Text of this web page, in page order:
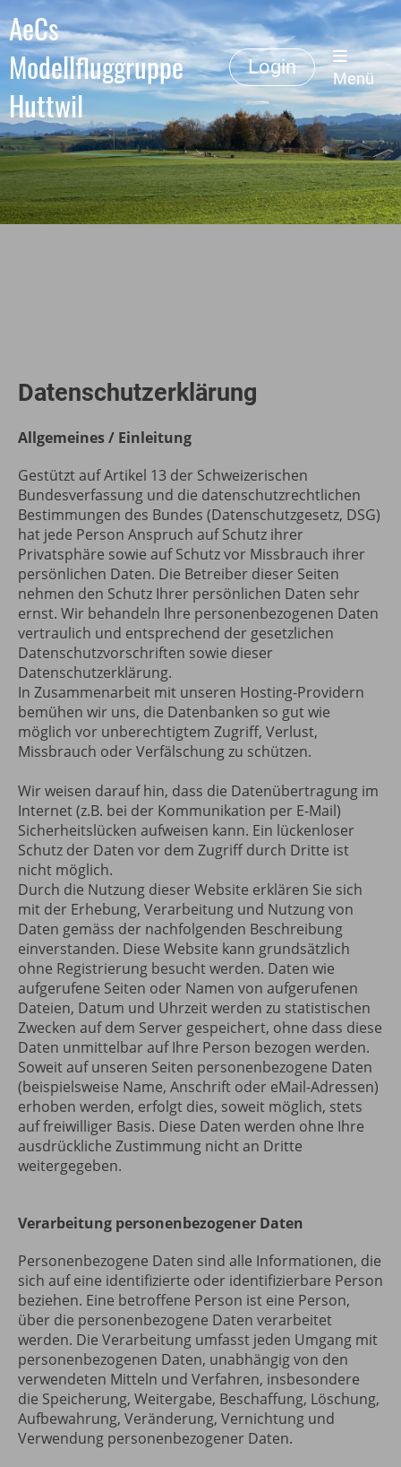
AeCs
Modellfluggruppe
Huttwil
Login
Menü
Datenschutzerklärung
Allgemeines / Einleitung
Gestützt auf Artikel 13 der Schweizerischen
Bundesverfassung und die datenschutzrechtlichen
Bestimmungen des Bundes (Datenschutzgesetz, DSG)
hat jede Person Anspruch auf Schutz ihrer
Privatsphäre sowie auf Schutz vor Missbrauch ihrer
persönlichen Daten. Die Betreiber dieser Seiten
nehmen den Schutz Ihrer persönlichen Daten sehr
ernst. Wir behandeln Ihre personenbezogenen Daten
vertraulich und entsprechend der gesetzlichen
Datenschutzvorschriften sowie dieser
Datenschutzerklärung.
In Zusammenarbeit mit unseren Hosting-Providern
bemühen wir uns, die Datenbanken so gut wie
möglich vor unberechtigtem Zugriff, Verlust,
Missbrauch oder Verfälschung zu schützen.
Wir weisen darauf hin, dass die Datenübertragung im
Internet (z.B. bei der Kommunikation per E-Mail)
Sicherheitslücken aufweisen kann. Ein lückenloser
Schutz der Daten vor dem Zugriff durch Dritte ist
nicht möglich.
Durch die Nutzung dieser Website erklären Sie sich
mit der Erhebung, Verarbeitung und Nutzung von
Daten gemäss der nachfolgenden Beschreibung
einverstanden. Diese Website kann grundsätzlich
ohne Registrierung besucht werden. Daten wie
aufgerufene Seiten oder Namen von aufgerufenen
Dateien, Datum und Uhrzeit werden zu statistischen
Zwecken auf dem Server gespeichert, ohne dass diese
Daten unmittelbar auf Ihre Person bezogen werden.
Soweit auf unseren Seiten personenbezogene Daten
(beispielsweise Name, Anschrift oder eMail-Adressen)
erhoben werden, erfolgt dies, soweit möglich, stets
auf freiwilliger Basis. Diese Daten werden ohne Ihre
ausdrückliche Zustimmung nicht an Dritte
weitergegeben.
Verarbeitung personenbezogener Daten
Personenbezogene Daten sind alle Informationen, die
sich auf eine identifizierte oder identifizierbare Person
beziehen. Eine betroffene Person ist eine Person,
über die personenbezogene Daten verarbeitet
werden. Die Verarbeitung umfasst jeden Umgang mit
personenbezogenen Daten, unabhängig von den
verwendeten Mitteln und Verfahren, insbesondere
die Speicherung, Weitergabe, Beschaffung, Löschung,
Aufbewahrung, Veränderung, Vernichtung und
Verwendung personenbezogener Daten.